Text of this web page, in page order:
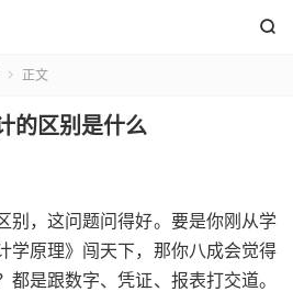

 正文
的区别是什么
别，这问题问得好。要是你刚从学
学原理》闯天下，那你八成会觉得
是跟数字、凭证、报表打交道。